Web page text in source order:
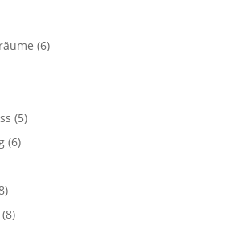
(6)
(5)
(6)